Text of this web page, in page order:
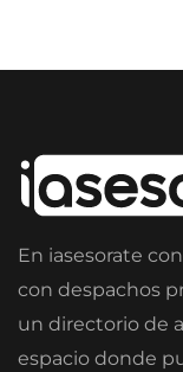
En iasesorate
con despachos
un directorio de
espacio donde